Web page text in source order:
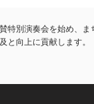
特別演奏会を始め、
と向上に貢献します。